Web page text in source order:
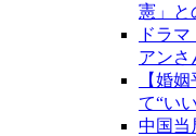
憲」と
ドラ
アンさ
【婚
て“い
中国当